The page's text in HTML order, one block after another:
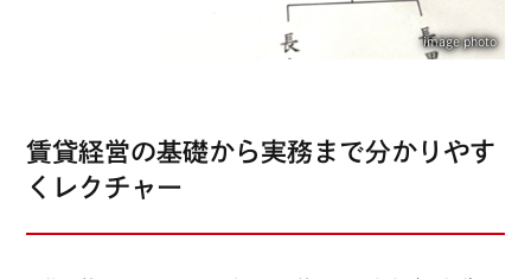
image photo
賃貸経営の基礎から実務まで分かりやす
くレクチャー